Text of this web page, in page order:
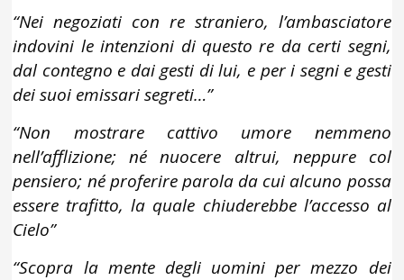
“Nei negoziati con re straniero, l’ambasciatore
indovini le intenzioni di questo re da certi segni,
dal contegno e dai gesti di lui, e per i segni e gesti
dei suoi emissari segreti…”
“Non mostrare cattivo umore nemmeno
nell’afflizione; né nuocere altrui, neppure col
pensiero; né proferire parola da cui alcuno possa
essere trafitto, la quale chiuderebbe l’accesso al
Cielo”
“Scopra la mente degli uomini per mezzo dei